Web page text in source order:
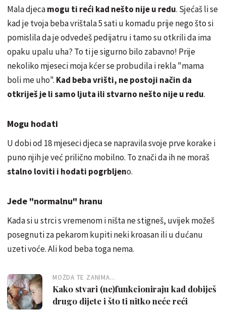
Mala djecamogu ti reći kad nešto nije u redu. Sjećaš li se
kad je tvoja beba vrištala 5 sati u komadu prije nego što si
pomislila da je odvedeš pedijatru i tamo su otkrili da ima
opaku upalu uha? To ti je sigurno bilo zabavno! Prije
nekoliko mjeseci moja kćer se probudila i rekla "mama
boli me uho". Kad beba vrišti, ne postoji način da
otkriješ je li samo ljuta ili stvarno nešto nije u redu.
Mogu hodati
U dobi od 18 mjeseci djeca se napravila svoje prve korake i
puno njih je već prilično mobilno. To znači da ih ne moraš
stalno loviti i hodati pogrbljeno.
Jede "normalnu" hranu
Kada si u strci s vremenom i ništa ne stigneš, uvijek možeš
posegnuti za pekarom kupiti neki kroasan ili u dućanu
uzeti voće. Ali kod beba toga nema.
MOŽDA TE ZANIMA...
Kako stvari (ne)funkcioniraju kad dobiješ
drugo dijete i što ti nitko neće reći